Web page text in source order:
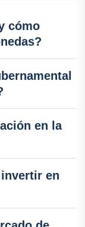
cómo
en la
en